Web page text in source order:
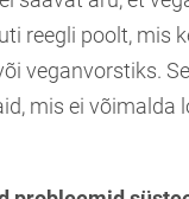
reegli poolt, mis
veganvorstiks.
mis ei võimalda